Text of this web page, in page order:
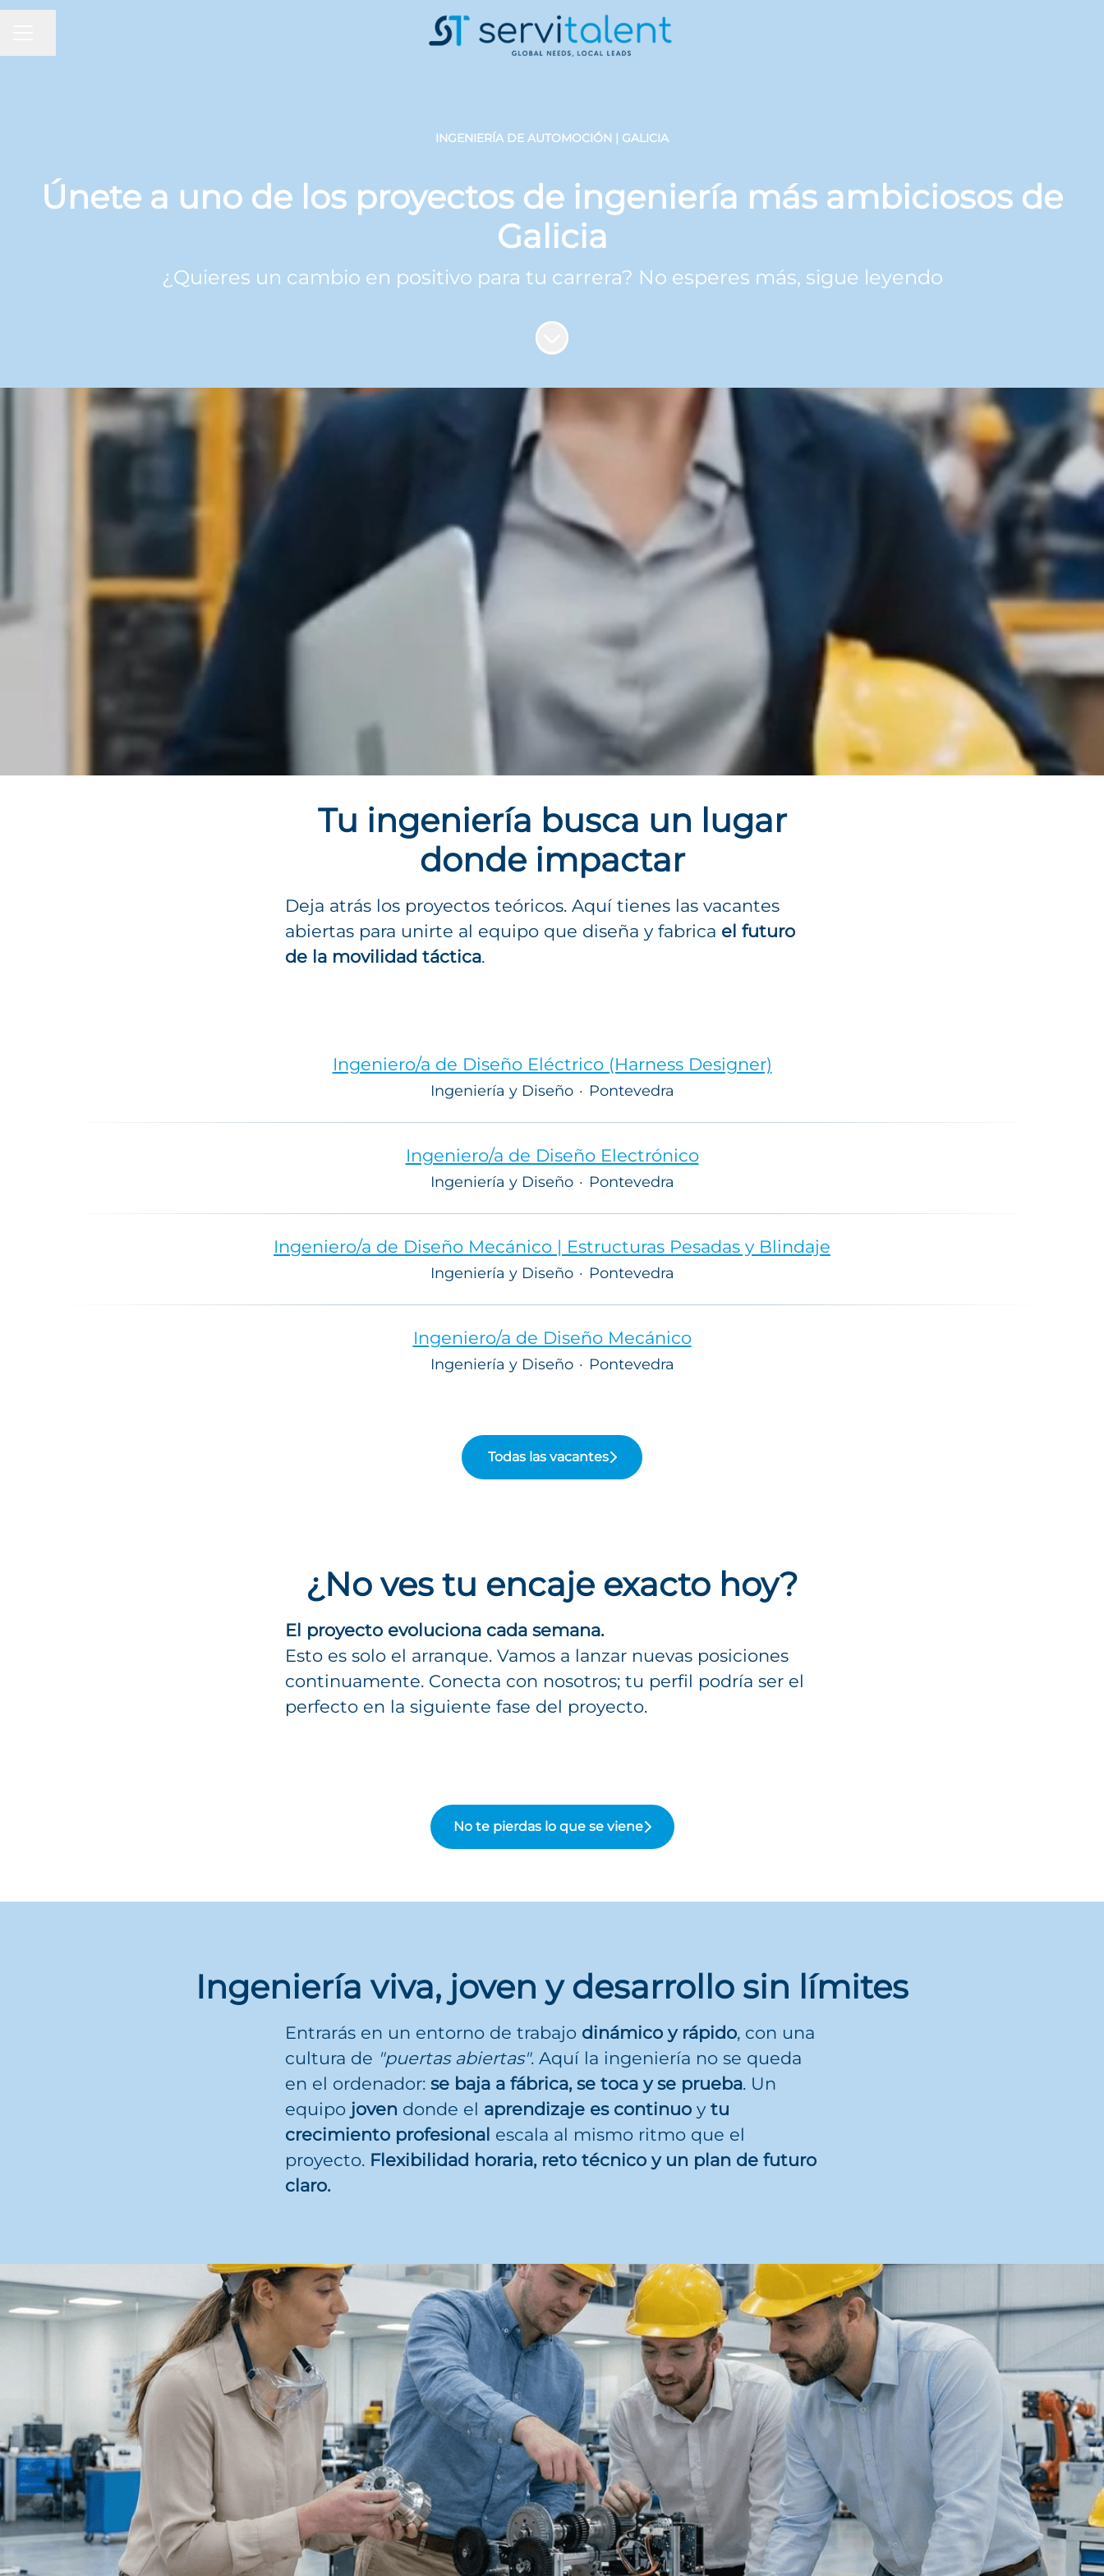
INGENIERÍA DE AUTOMOCIÓN | GALICIA
Únete a uno de los proyectos de ingeniería más ambiciosos de
Galicia
¿Quieres un cambio en positivo para tu carrera? No esperes más, sigue leyendo
Más contenido
¿Por qué este proyecto es diferente?
Ingeniería tangible
Aquí diseñas por la mañana y tocas
el prototipo por la tarde.
Estarás a
pie de fábrica, viendo cómo tus
Innovación constante
Participarás en proyectos de alto
nivel tecnológico, integrando
sistemas avanzados y soluciones
Liderazgo internacional desde
Galicia
Únete a una industria en plena
expansión que exporta a los 5
continentes
Tu ingeniería busca un lugar
donde impactar
Deja atrás los proyectos teóricos. Aquí tienes las vacantes
abiertas para unirte al equipo que diseña y fabrica el futuro
de la movilidad táctica.
Ingeniero/a de Diseño Eléctrico (Harness Designer)
Ingeniería y Diseño · Pontevedra
Ingeniero/a de Diseño Electrónico
Ingeniería y Diseño · Pontevedra
Ingeniero/a de Diseño Mecánico | Estructuras Pesadas y Blindaje
Ingeniería y Diseño · Pontevedra
Ingeniero/a de Diseño Mecánico
Ingeniería y Diseño · Pontevedra
Todas las vacantes
¿No ves tu encaje exacto hoy?
El proyecto evoluciona cada semana.
Esto es solo el arranque. Vamos a lanzar nuevas posiciones
continuamente. Conecta con nosotros; tu perfil podría ser el
perfecto en la siguiente fase del proyecto.
No te pierdas lo que se viene
Ingeniería viva, joven y desarrollo sin límites
Entrarás en un entorno de trabajo dinámico y rápido, con una
cultura de "puertas abiertas". Aquí la ingeniería no se queda
en el ordenador: se baja a fábrica, se toca y se prueba. Un
equipo joven donde el aprendizaje es continuo y tu
crecimiento profesional escala al mismo ritmo que el
proyecto. Flexibilidad horaria, reto técnico y un plan de futuro
claro.